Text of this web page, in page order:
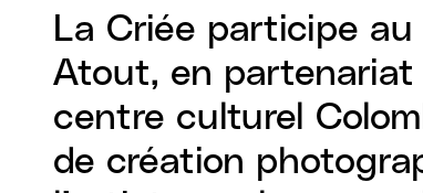
La Criée participe
Atout, en partenariat
centre culturel
de création